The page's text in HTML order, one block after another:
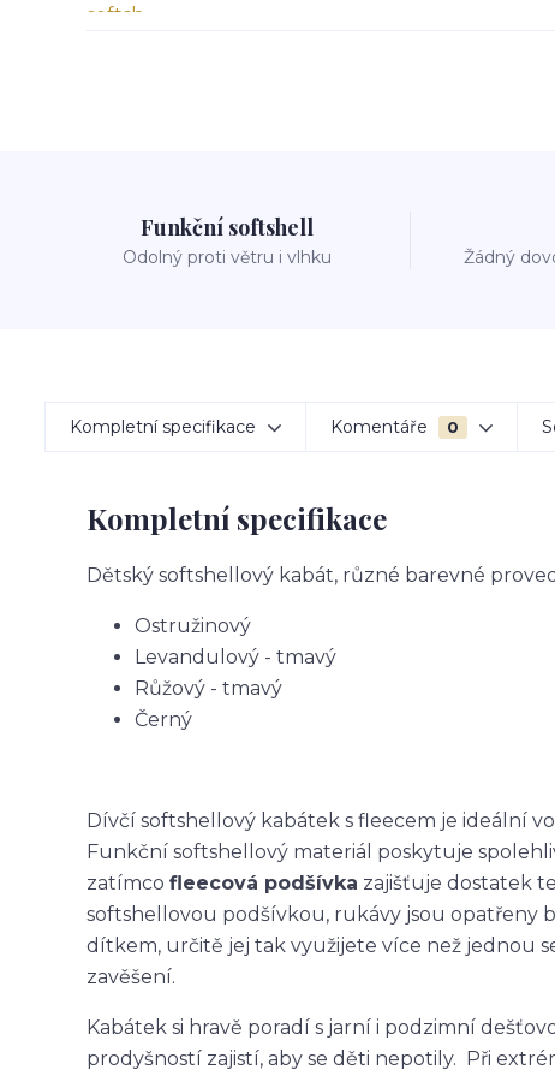
Funkční softshell
Odolný proti větru i vlhku Žádný
Kompletní specifikace Komentáře 0
Kompletní specifikace
Dětský softshellový kabát, různé barevné
Ostružinový
Levandulový - tmavý
Růžový - tmavý
Černý
Dívčí softshellový kabátek s fleecem je ideální
Funkční softshellový materiál poskytuje
zatímco fleecová podšívka zajišťuje dostatek
softshellovou podšívkou, rukávy jsou opatřeny
dítkem, určitě jej tak využijete více než jednou
zavěšení.
Kabátek si hravě poradí s jarní i podzimní
prodyšností zajistí, aby se děti nepotily. Při